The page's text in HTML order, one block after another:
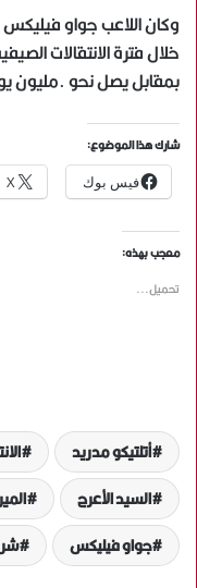
وكان اللاعب جواو
بمقابل يصل نحو 127‪.2 مليون يورو بعقد يمتد حتى عام2027.
شارك هذا الموضوع:
فيس بوك X
معجب بهذه:
تحميل...
أتلتيكو مدريد
السيد الأعرج
جواو فیلیکس